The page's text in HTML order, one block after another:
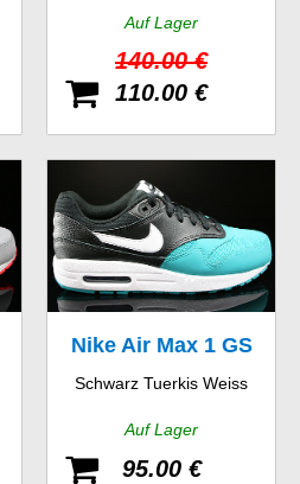
Auf Lager
140.00 €
110.00 €
Nike Air Max 1 GS
Schwarz Tuerkis Weiss
Auf Lager
95.00 €